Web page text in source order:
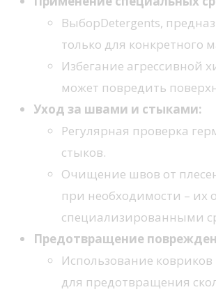
ВыборDetergents,
только для конкретного
Избегание агрессивной
может повредить
Уход за швами и стыками:
Регулярная проверка
стыков.
Очищение швов от
при необходимости – их
специализированными
Предотвращение
Использование
для предотвращения